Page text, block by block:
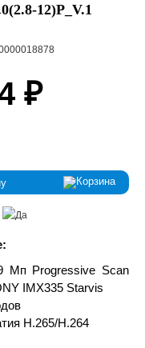
12)P_V.1
₽
Мп Progressive Scan
IMX335 Starvis
H.265/H.264